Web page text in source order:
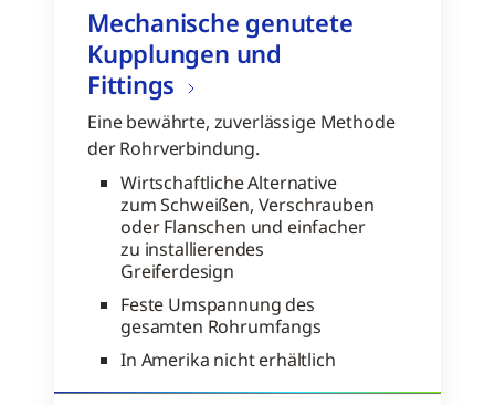
Mechanische genutete
Kupplungen und
Fittings
Eine bewährte, zuverlässige Methode
der Rohrverbindung.
Wirtschaftliche Alternative
zum Schweißen, Verschrauben
oder Flanschen und einfacher
zu installierendes
Greiferdesign
Feste Umspannung des
gesamten Rohrumfangs
In Amerika nicht erhältlich